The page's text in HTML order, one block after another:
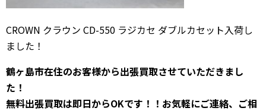
CROWN クラウン CD-550 ラジカセ ダブルカセット入荷し
ました！
鶴ヶ島市在住のお客様から出張買取させていただきまし
た！
無料出張買取は即日からOKです！！お気軽にご連絡、ご相